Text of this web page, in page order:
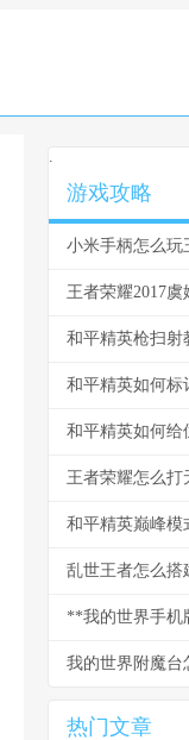
.
游戏攻略
王者荣耀2017
和平精英枪扫射
和平精英如何给
王者荣耀怎么打
和平精英巅峰模
乱世王者怎么搭
我的世界附魔台
热门文章